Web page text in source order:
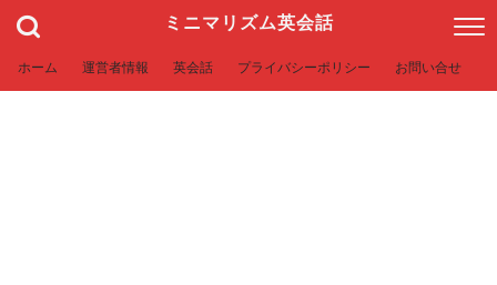
ミニマリズム英会話
ホーム 運営者情報 英会話 プライバシーポリシー お問い合せ